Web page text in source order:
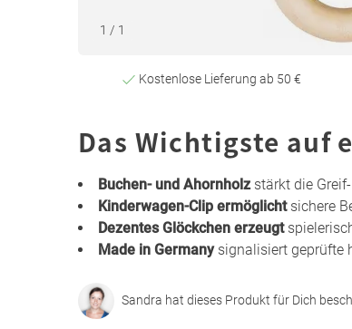
1 / 1
Kostenlose Lieferung ab 50 €
Das Wichtigste auf
Buchen- und Ahornholzstärkt die
Kinderwagen-Clip ermöglichtsichere
Dezentes Glöckchen erzeugt
Made in Germanysignalisiert geprüfte
Sandra hat dieses Produkt für Dich